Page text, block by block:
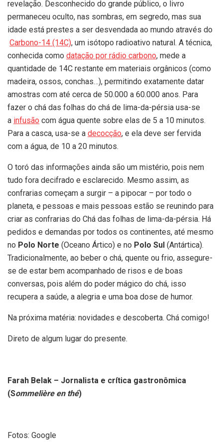
revelação. Desconhecido do grande público, o livro
permaneceu oculto, nas sombras, em segredo, mas sua
idade está prestes a ser desvendada ao mundo através do
Carbono-14 (14C), um isótopo radioativo natural. A técnica,
conhecida como datação por rádio carbono, mede a
quantidade de 14C restante em materiais orgânicos (como
madeira, ossos, conchas…), permitindo exatamente datar
amostras com até cerca de 50.000 a 60.000 anos. Para
fazer o chá das folhas do chá de lima-da-pérsia usa-se
a infusão com água quente sobre elas de 5 a 10 minutos.
Para a casca, usa-se a decocção, e ela deve ser fervida
com a água, de 10 a 20 minutos.
O toró das informações ainda são um mistério, pois nem
tudo fora decifrado e esclarecido. Mesmo assim, as
confrarias começam a surgir – a pipocar – por todo o
planeta, e pessoas e mais pessoas estão se reunindo para
criar as confrarias do Chá das folhas de lima-da-pérsia. Há
pedidos e demandas por todos os continentes, até mesmo
no Polo Norte (Oceano Ártico) e no Polo Sul (Antártica).
Tradicionalmente, ao beber o chá, quente ou frio, assegure-
se de estar bem acompanhado de risos e de boas
conversas, pois além do poder mágico do chá, isso
recupera a saúde, a alegria e uma boa dose de humor.
Na próxima matéria: novidades e descoberta. Chá comigo!
Direto de algum lugar do presente.
Farah Belak – Jornalista e crítica gastronômica
(Sommelière en thé)
Fotos: Google